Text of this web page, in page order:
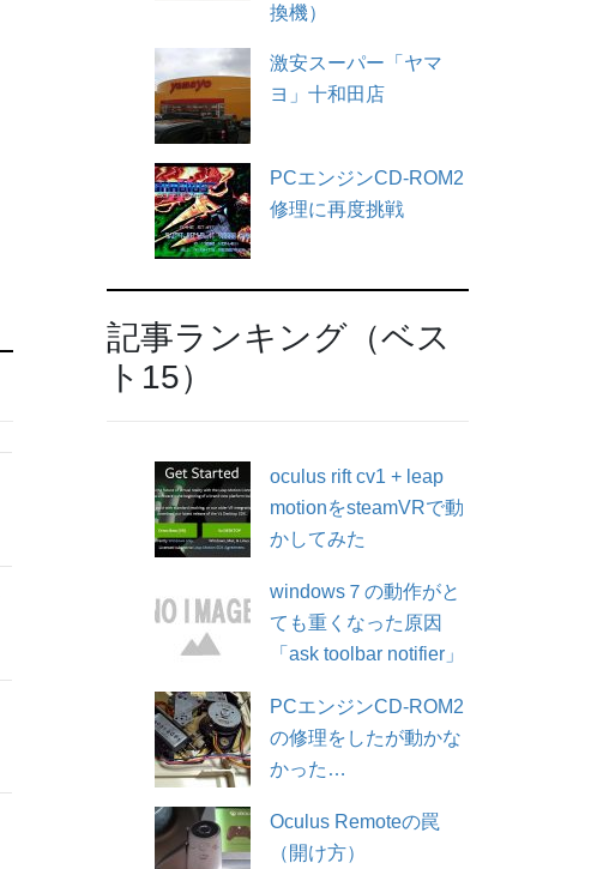
換機）
激安スーパー「ヤマ
ヨ」十和田店
PCエンジンCD-ROM2
修理に再度挑戦
記事ランキング（ベス
ト15）
oculus rift cv1 + leap
motionをsteamVRで動
かしてみた
windows７の動作がと
ても重くなった原因
「ask toolbar notifier」
PCエンジンCD-ROM2
の修理をしたが動かな
かった…
Oculus Remoteの罠
（開け方）